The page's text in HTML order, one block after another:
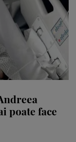
poate face